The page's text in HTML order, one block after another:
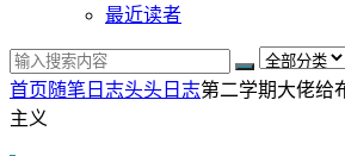
最近读者
首页随笔日志头头日志第二学期大佬给
主义